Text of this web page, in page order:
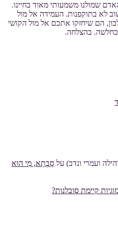
שמולנו משמעותי מאוד בחיינו.
לא בתוקפנות. העמידה אל מול
הם שיחזקו אתכם אל מול הקושי
בהצלחה.
ועמרי ונדב) על סָבְתָא, מִי הוּא
קיימת סובלנות?